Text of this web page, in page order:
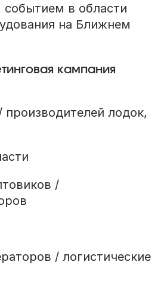
в области
на Ближнем
кампания
производителей лодок,
/
/ логистические